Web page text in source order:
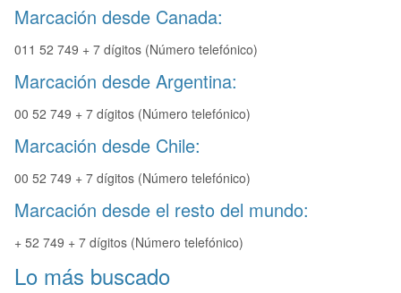
Marcación desde Canada:
011 52 749 + 7 dígitos (Número telefónico)
Marcación desde Argentina:
00 52 749 + 7 dígitos (Número telefónico)
Marcación desde Chile:
00 52 749 + 7 dígitos (Número telefónico)
Marcación desde el resto del mundo:
+ 52 749 + 7 dígitos (Número telefónico)
Lo más buscado